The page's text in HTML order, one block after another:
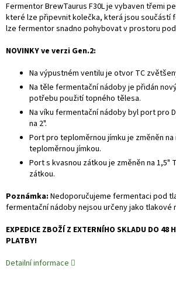
Fermentor BrewTaurus F30L je vybaven třemi
které lze připevnit kolečka, která jsou součástí
lze fermentor snadno pohybovat v prostoru
NOVINKY ve verzi Gen.2:
Na výpustném ventilu je otvor TC
Na těle fermentační nádoby je přidán
potřebu použití topného tělesa.
Na víku fermentační nádoby byl port pro
na 2".
Port pro teploměrnou jímku je změněn na
teploměrnou jímkou.
Port s kvasnou zátkou je změněn na 1,5"
zátkou.
Poznámka: Nedoporučujeme fermentaci pod
fermentační nádoby nejsou určeny jako tlakové
EXPEDICE ZBOŽÍ Z EXTERNÍHO SKLADU DO 48
PLATBY!
Detailní informace